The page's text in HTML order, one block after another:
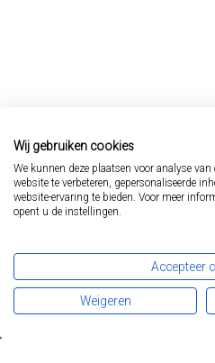
FAP
Lynch syndroom
Diagnose en opvolging
Wij gebruiken cookies
We kunnen deze plaatsen voor analyse
website te verbeteren, gepersonaliseerde
website-ervaring te bieden. Voor meer
opent u de instellingen.
Accepteer
Weigeren